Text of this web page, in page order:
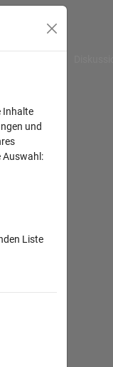
Inhalte
und
Auswahl:
Liste